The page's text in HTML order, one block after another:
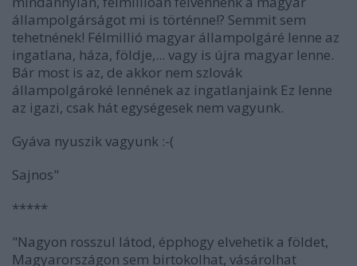
állampolgárságot mi is történne!? Semmit sem
tehetnének! Félmillió magyar állampolgáré lenne az
ingatlana, háza, földje,... vagy is újra magyar lenne.
Bár most is az, de akkor nem szlovák
állampolgároké lennének az ingatlanjaink Ez lenne
az igazi, csak hát egységesek nem vagyunk.
Gyáva nyuszik vagyunk :-(
Sajnos"
*****
"Nagyon rosszul látod, épphogy elvehetik a földet,
Magyarországon sem birtokolhat, vásárolhat